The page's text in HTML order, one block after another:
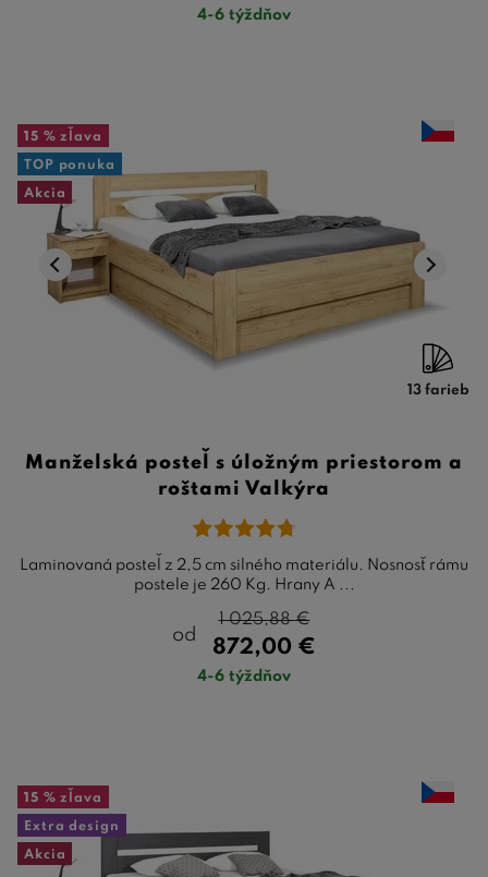
4-6 týždňov
15 % zľava
TOP ponuka
Akcia
13 farieb
Manželská posteľ s úložným priestorom a
roštami Valkýra
Laminovaná posteľ z 2,5 cm silného materiálu. Nosnosť rámu
postele je 260 Kg. Hrany A ...
od
872,00 €
1 025,88€
4-6 týždňov
15 % zľava
Extra design
Akcia